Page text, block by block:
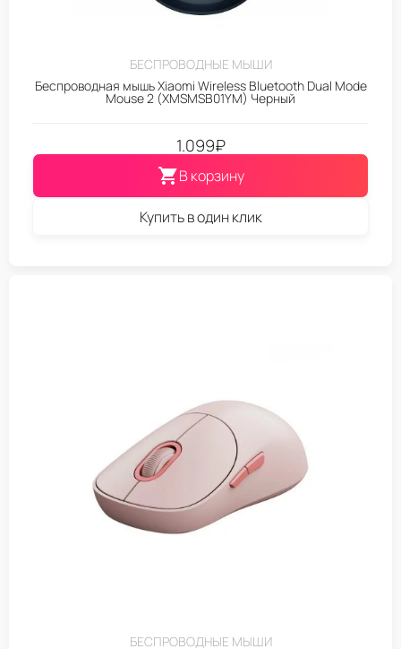
БЕСПРОВОДНЫЕ МЫШИ
Беспроводная мышь Xiaomi Wireless Bluetooth Dual Mode
Mouse 2 (XMSMSB01YM) Черный
1.099₽
В корзину
Купить в один клик
БЕСПРОВОДНЫЕ МЫШИ